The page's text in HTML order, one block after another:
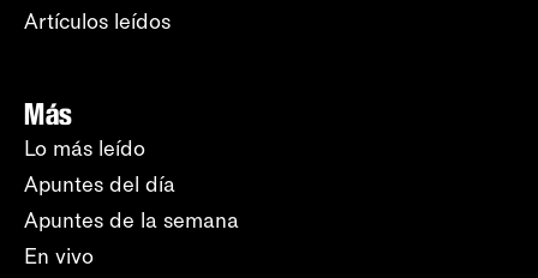
Artículos leídos
Más
Lo más leído
Apuntes del día
Apuntes de la semana
En vivo